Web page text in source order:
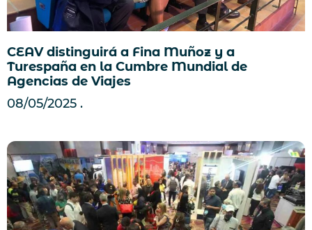
CEAV distinguirá a Fina Muñoz y a
Turespaña en la Cumbre Mundial de
Agencias de Viajes
08/05/2025